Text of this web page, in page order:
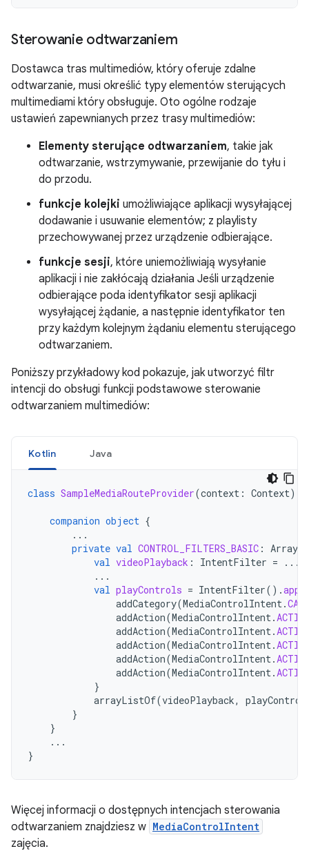
Sterowanie odtwarzaniem
Dostawca tras multimediów, który oferuje zdalne
odtwarzanie, musi określić typy elementów sterujących
multimediami który obsługuje. Oto ogólne rodzaje
ustawień zapewnianych przez trasy multimediów:
Elementy sterujące odtwarzaniem, takie jak
odtwarzanie, wstrzymywanie, przewijanie do tyłu i
do przodu.
funkcje kolejki umożliwiające aplikacji wysyłającej
dodawanie i usuwanie elementów; z playlisty
przechowywanej przez urządzenie odbierające.
funkcje sesji, które uniemożliwiają wysyłanie
aplikacji i nie zakłócają działania Jeśli urządzenie
odbierające poda identyfikator sesji aplikacji
wysyłającej żądanie, a następnie identyfikator ten
przy każdym kolejnym żądaniu elementu sterującego
odtwarzaniem.
Poniższy przykładowy kod pokazuje, jak utworzyć filtr
intencji do obsługi funkcji podstawowe sterowanie
odtwarzaniem multimediów:
Kotlin Java
class SampleMediaRouteProvider(context : Context)
companion object {
...
private val CONTROL_FILTERS_BASIC :
val videoPlayback : IntentFilter =
...
...
val playControls = IntentFilter().
addCategory(MediaControlIntent .
addAction(MediaControlIntent .
addAction(MediaControlIntent .
addAction(MediaControlIntent .
addAction(MediaControlIntent .
addAction(MediaControlIntent .
}
arrayListOf(videoPlayback,
}
}
...
}
Więcej informacji o dostępnych intencjach sterowania
odtwarzaniem znajdziesz w MediaControlIntent
zajęcia.